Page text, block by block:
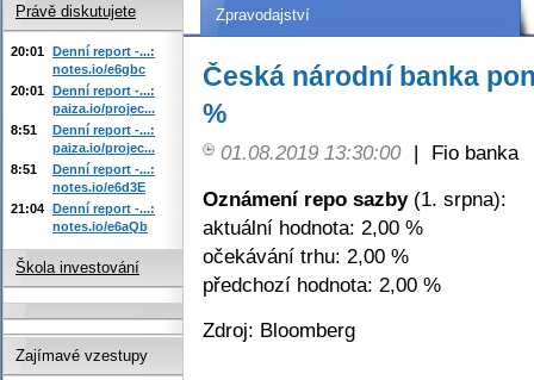
Zpravodajství
Česká národní banka
%
01.08.2019 13:30:00 |
Fio banka
Oznámení repo sazby(1. srpna):
aktuální hodnota: 2,00 %
očekávání trhu: 2,00 %
předchozí hodnota: 2,00 %
Zdroj: Bloomberg
Právě diskutujete
20:01 Denní report -...:
notes.io/e6gbc
20:01 Denní report -...:
paiza.io/projec...
8:51
Denní report -...:
paiza.io/projec...
8:51
Denní report -...:
notes.io/e6d3E
21:04 Denní report -...:
notes.io/e6aQb
Škola investování
Zajímavé vzestupy